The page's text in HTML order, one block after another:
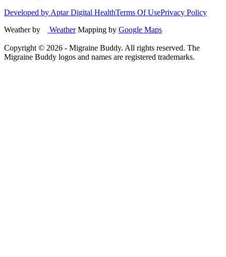
Developed by Aptar Digital HealthTerms Of UsePrivacy Policy
Weather by
WeatherMapping by Google Maps
Copyright © 2026 - Migraine Buddy. All rights reserved. The
Migraine Buddy logos and names are registered trademarks.